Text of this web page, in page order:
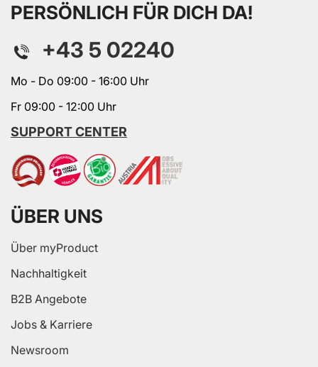
PERSÖNLICH FÜR DICH DA!
+43 5 02240
Mo - Do 09:00 - 16:00 Uhr
Fr 09:00 - 12:00 Uhr
SUPPORT CENTER
ÜBER UNS
Über myProduct
Nachhaltigkeit
B2B Angebote
Jobs & Karriere
Newsroom